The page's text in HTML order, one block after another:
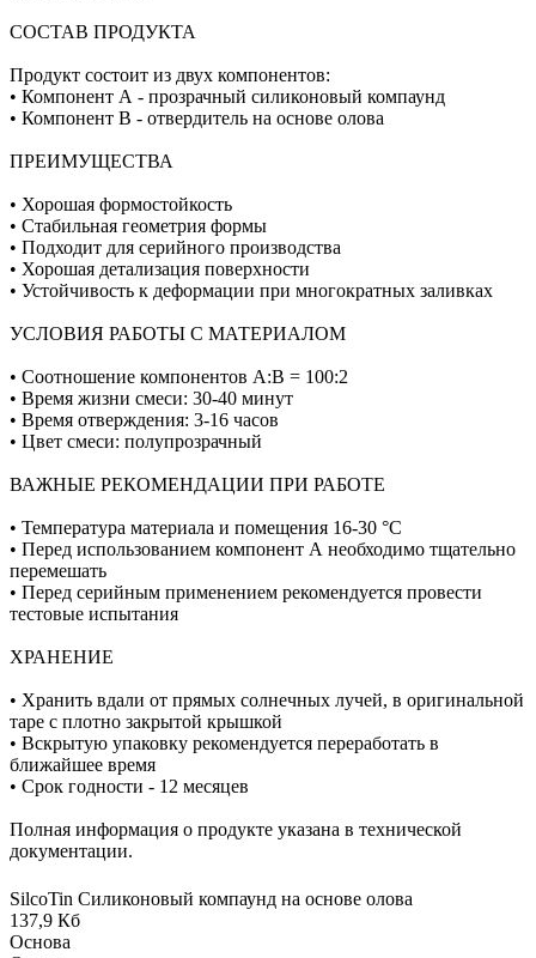
СОСТАВ ПРОДУКТА
Продукт состоит из двух компонентов:
• Компонент А - прозрачный силиконовый компаунд
• Компонент В - отвердитель на основе олова
ПРЕИМУЩЕСТВА
• Хорошая формостойкость
• Стабильная геометрия формы
• Подходит для серийного производства
• Хорошая детализация поверхности
• Устойчивость к деформации при многократных заливках
УСЛОВИЯ РАБОТЫ С МАТЕРИАЛОМ
• Соотношение компонентов А:В = 100:2
• Время жизни смеси: 30-40 минут
• Время отверждения: 3-16 часов
• Цвет смеси: полупрозрачный
ВАЖНЫЕ РЕКОМЕНДАЦИИ ПРИ РАБОТЕ
• Температура материала и помещения 16-30 °C
• Перед использованием компонент А необходимо тщательно
перемешать
• Перед серийным применением рекомендуется провести
тестовые испытания
ХРАНЕНИЕ
• Хранить вдали от прямых солнечных лучей, в оригинальной
таре с плотно закрытой крышкой
• Вскрытую упаковку рекомендуется переработать в
ближайшее время
• Срок годности - 12 месяцев
Полная информация о продукте указана в технической
документации.
SilcoTin Силиконовый компаунд на основе олова
137,9 Кб
Основа